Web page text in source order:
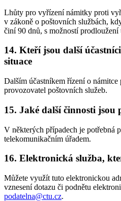
Lhůty pro vyřízení námitky proti
v zákoně o poštovních službách,
činí 90 dnů, s možností
14. Kteří jsou další
situace
Dalším účastníkem řízení o
provozovatel poštovních služeb.
15. Jaké další činnosti jsou
V některých případech je potřebná
telekomunikačním úřadem.
16. Elektronická služba,
Můžete využít tuto elektronickou
vznesení dotazu či podnětu
podatelna@ctu.cz.